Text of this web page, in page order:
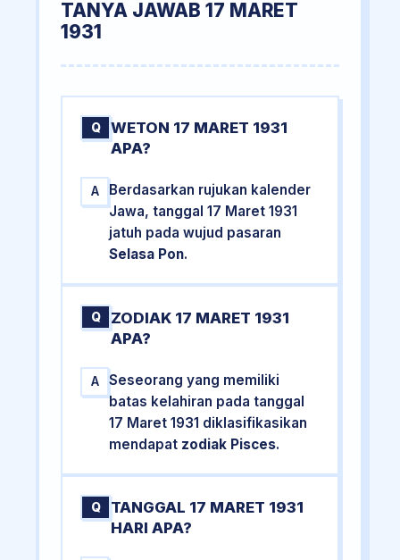
TANYA JAWAB 17 MARET
1931
Q
WETON 17 MARET 1931
APA?
A
Berdasarkan rujukan kalender
Jawa, tanggal 17 Maret 1931
jatuh pada wujud pasaran
Selasa Pon.
Q
ZODIAK 17 MARET 1931
APA?
A
Seseorang yang memiliki
batas kelahiran pada tanggal
17 Maret 1931 diklasifikasikan
mendapat zodiak Pisces.
Q
TANGGAL 17 MARET 1931
HARI APA?